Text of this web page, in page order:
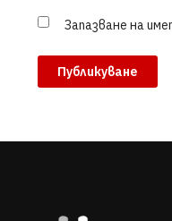
Запазване на